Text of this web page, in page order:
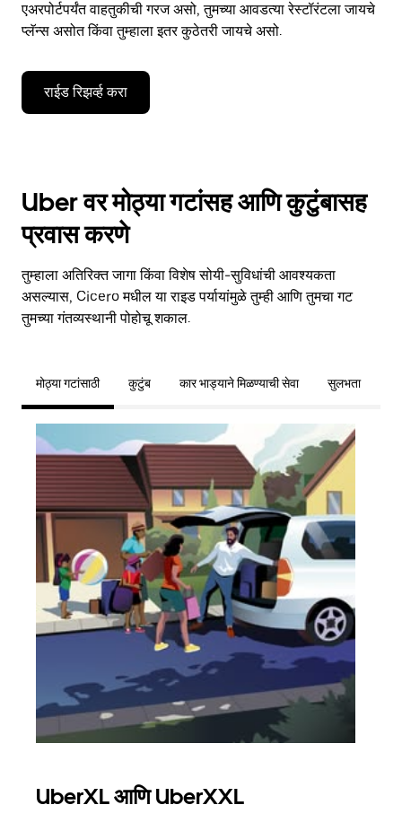
एअरपोर्टपर्यंत वाहतुकीची गरज असो, तुमच्या आवडत्या रेस्टॉरंटला जायचे
प्लॅन्स असोत किंवा तुम्हाला इतर कुठेतरी जायचे असो.
राईड रिझर्व्ह करा
Uber वर मोठ्या गटांसह आणि कुटुंबासह
प्रवास करणे
तुम्हाला अतिरिक्त जागा किंवा विशेष सोयी-सुविधांची आवश्यकता
असल्यास, Cicero मधील या राइड पर्यायांमुळे तुम्ही आणि तुमचा गट
तुमच्या गंतव्यस्थानी पोहोचू शकाल.
मोठ्या गटांसाठी कुटुंब कार भाड्याने मिळण्याची सेवा सुलभता
UberXL आणि UberXXL